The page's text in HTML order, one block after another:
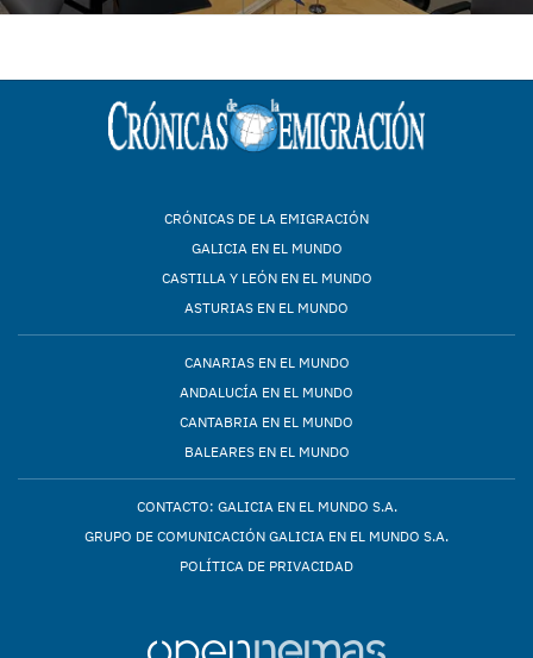
CRÓNICAS DE LA EMIGRACIÓN
GALICIA EN EL MUNDO
CASTILLA Y LEÓN EN EL MUNDO
ASTURIAS EN EL MUNDO
CANARIAS EN EL MUNDO
ANDALUCÍA EN EL MUNDO
CANTABRIA EN EL MUNDO
BALEARES EN EL MUNDO
CONTACTO: GALICIA EN EL MUNDO S.A.
GRUPO DE COMUNICACIÓN GALICIA EN EL MUNDO S.A.
POLÍTICA DE PRIVACIDAD